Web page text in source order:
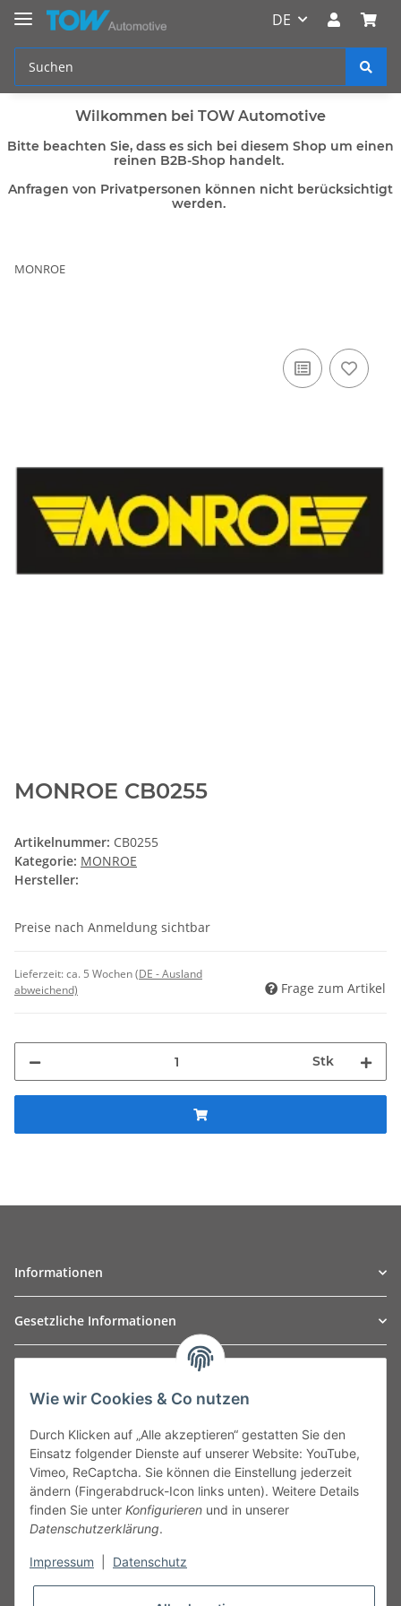
DE
Wilkommen bei TOW Automotive
Bitte beachten Sie, dass es sich bei diesem Shop um einen
reinen B2B-Shop handelt.
Anfragen von Privatpersonen können nicht berücksichtigt
werden.
MONROE
MONROE CB0255
Artikelnummer: CB0255
Kategorie: MONROE
Hersteller:
Preise nach Anmeldung sichtbar
Lieferzeit:ca. 5 Wochen(DE - Ausland
abweichend)
Frage zum Artikel
Stk
Informationen
Gesetzliche Informationen
Leibnizstraße 2a
Germany
Phone:+49 40 5287270
Fax:+49 40 5281050
Email:sales@tow-automotive.de
Wie wir Cookies & Co nutzen
Durch Klicken auf „Alle akzeptieren“ gestatten Sie den
Einsatz folgender Dienste auf unserer Website: YouTube,
Vimeo, ReCaptcha. Sie können die Einstellung jederzeit
ändern (Fingerabdruck-Icon links unten). Weitere Details
finden Sie unter Konfigurieren und in unserer
Datenschutzerklärung.
Impressum Datenschutz